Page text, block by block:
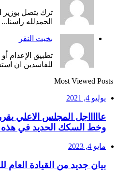
ترك يتصل بوزير
الحمدلله راسنا...
بخيت النقر
تطبيق الإعدام
للفاسدين ان
Most Viewed Posts
يوليو 4, 2021
عاااااجل المجلس الاعلي
وخط السكك الحديد في هذه
مايو 4, 2023
بيان جديد من القيادة العام